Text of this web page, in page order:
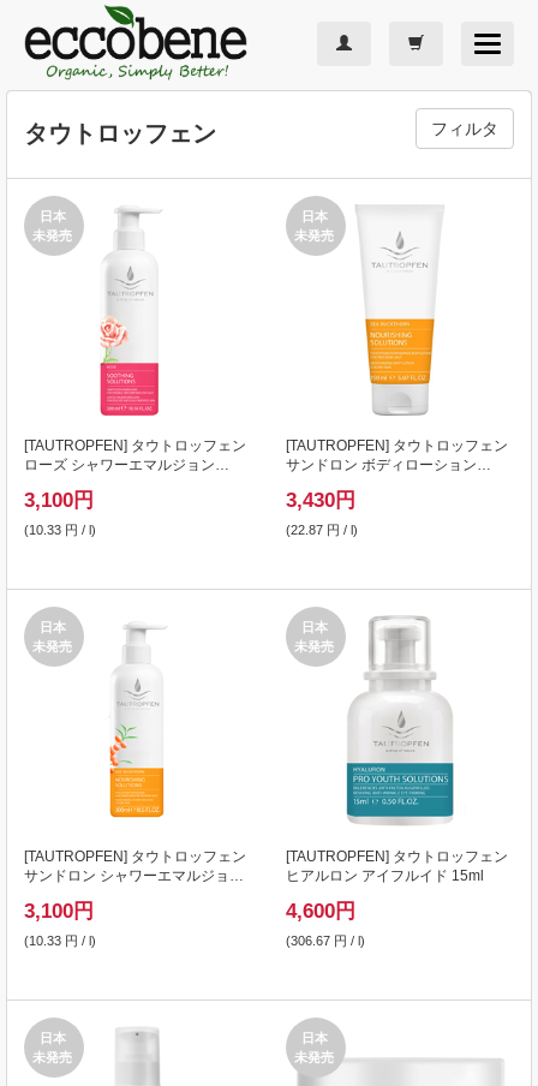
Toggle
タウトロッフェン フィルタ
日本
未発売
[TAUTROPFEN] タウトロッフェン
ローズ シャワーエマルジョン
3,100円
(10.33 円 / l)
日本
未発売
[TAUTROPFEN] タウトロッフェン
サンドロン ボディローション
3,430円
(22.87 円 / l)
日本
未発売
[TAUTROPFEN] タウトロッフェン
サンドロン シャワーエマルジョン
3,100円
(10.33 円 / l)
日本
未発売
[TAUTROPFEN] タウトロッフェン
ヒアルロン アイフルイド 15ml
4,600円
(306.67 円 / l)
日本
未発売
日本
未発売